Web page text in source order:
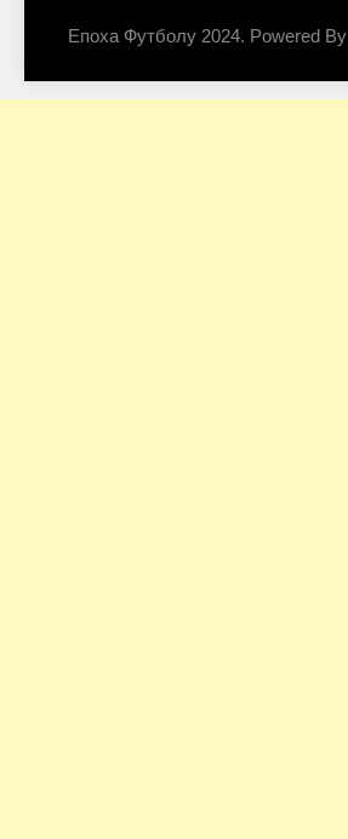
Епоха Футболу 2024. Powered By